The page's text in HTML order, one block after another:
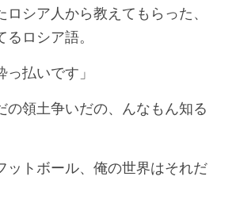
シア人から教えてもらった、
ロシア語。
払いです」
の領土争いだの、んなもん知る
ットボール、俺の世界はそれだ